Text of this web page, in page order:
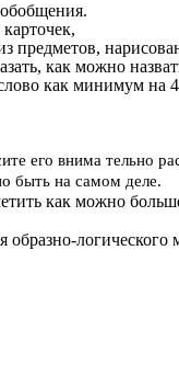
предметов,
как можно
как минимум на
его внима тельно
быть на самом деле.
как можно
образно-